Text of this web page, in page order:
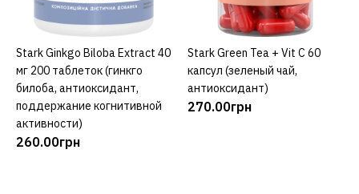
КУПИТЬ
Stark Ginkgo Biloba Extract 40
мг 200 таблеток (гинкго
билоба, антиоксидант,
поддержание когнитивной
активности)
260.00грн
КУПИТЬ
Stark Green Tea + Vit C 60
капсул (зеленый чай,
антиоксидант)
270.00грн